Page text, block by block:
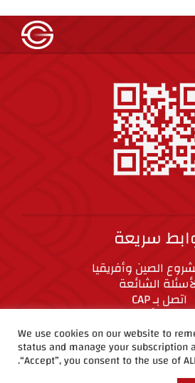
سريعة
الصين وأفريقيا
الشائعة
اتصل بـ CAP
الأخلاقية
We use cookies on our website to
status and manage your subscription
“Accept”, you consent to the use of